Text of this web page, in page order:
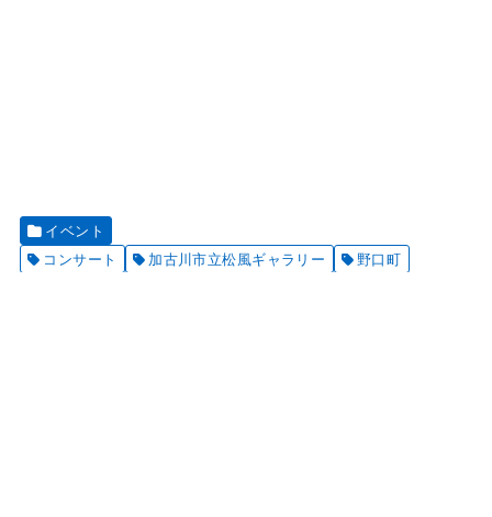
イベント
コンサート
加古川市立松風ギャラリー 野口町